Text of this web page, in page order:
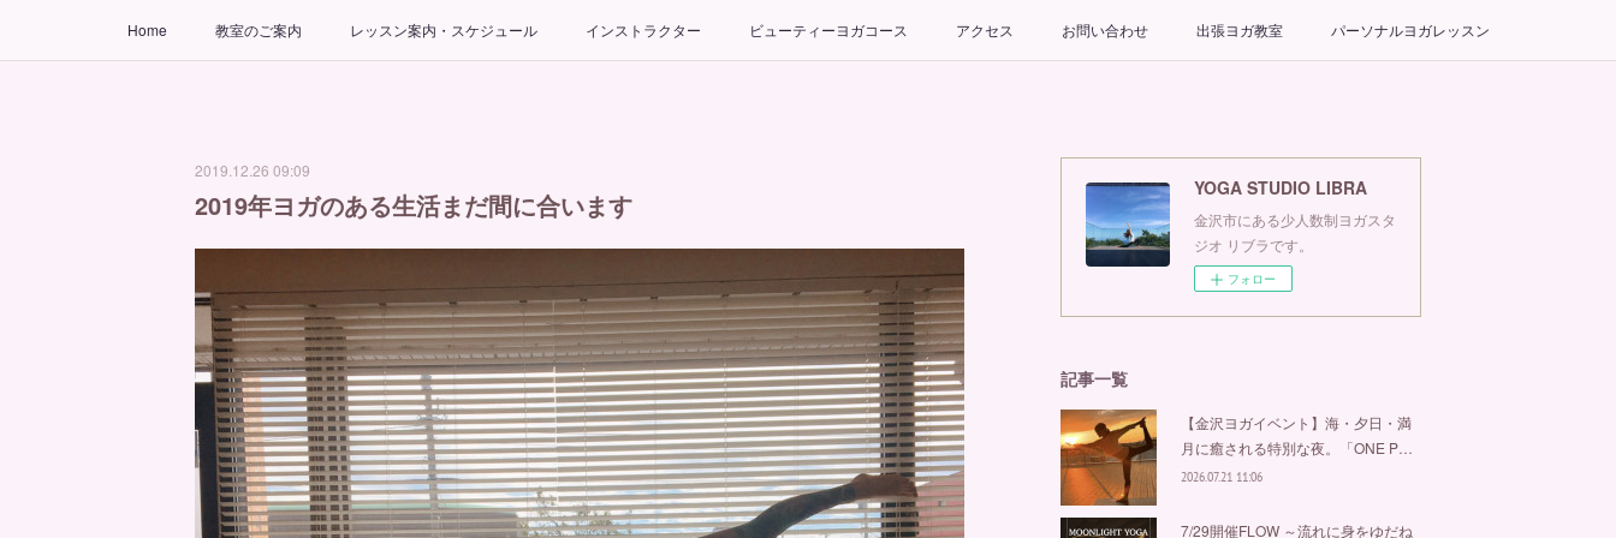
Home 教室のご案内 レッスン案内・スケジュール インストラクター ビューティーヨガコース アクセス お問い合わせ 出張ヨガ教室 パーソナルヨガレッスン
2019.12.26 09:09
2019年ヨガのある生活まだ間に合います YOGA STUDIO LIBRA
金沢市にある少人数制ヨガスタ
ジオ リブラです。
フォロー
記事一覧
【金沢ヨガイベント】海・夕日・満
月に癒される特別な夜。「ONE P…
2026.07.21 11:06
7/29開催FLOW ～流れに身をゆだね